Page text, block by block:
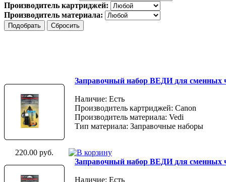
Производитель картриджей:
Производитель материала:
Заправочный набор ВЕДИ для сменных
Наличие: Есть
Производитель картриджей: Canon
Производитель материала: Vedi
Тип материала: Заправочные наборы
220.00 руб.
Заправочный набор ВЕДИ для сменных
Наличие: Есть